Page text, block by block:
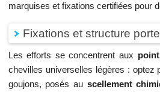
marquises et fixations certifiées pour
Fixations et structure
Les efforts se concentrent aux
chevilles universelles légères : optez
goujons, posés au scellement